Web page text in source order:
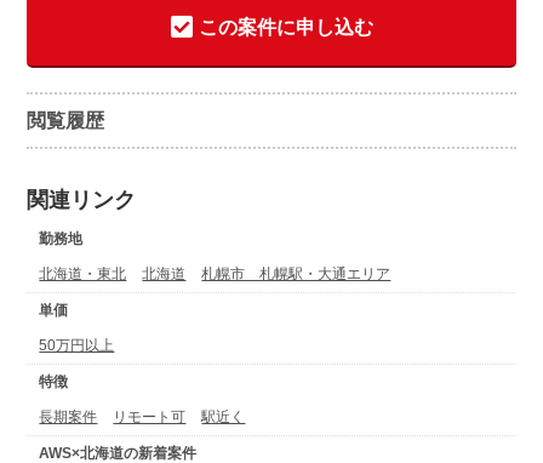
この案件に申し込む
閲覧履歴
関連リンク
勤務地
北海道・東北 北海道 札幌市 札幌駅・大通エリア
単価
50万円以上
特徴
長期案件 リモート可 駅近く
AWS×北海道の新着案件